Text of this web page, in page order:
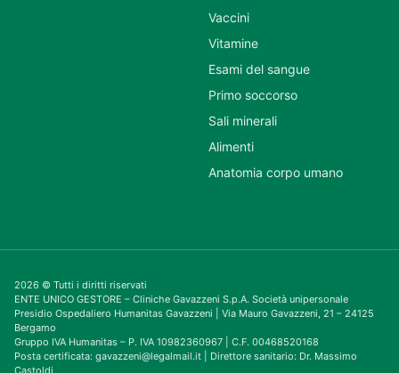
Vaccini
Vitamine
Esami del sangue
Primo soccorso
Sali minerali
Alimenti
Anatomia corpo umano
2026 © Tutti i diritti riservati
ENTE UNICO GESTORE – Cliniche Gavazzeni S.p.A. Società unipersonale
Presidio Ospedaliero Humanitas Gavazzeni | Via Mauro Gavazzeni, 21 – 24125
Bergamo
Gruppo IVA Humanitas – P. IVA 10982360967 | C.F. 00468520168
Posta certificata: gavazzeni@legalmail.it | Direttore sanitario: Dr. Massimo
Castoldi